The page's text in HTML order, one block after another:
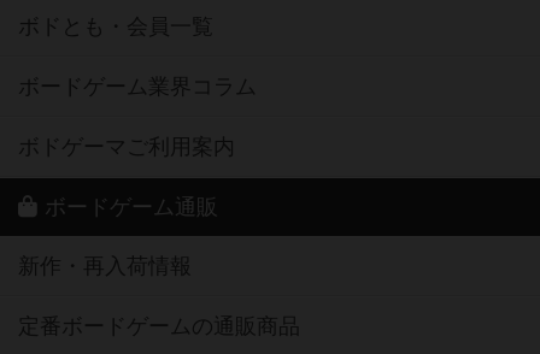
ボドとも・会員一覧
ボードゲーム業界コラム
ボドゲーマご利用案内
ボードゲーム通販
新作・再入荷情報
定番ボードゲームの通販商品